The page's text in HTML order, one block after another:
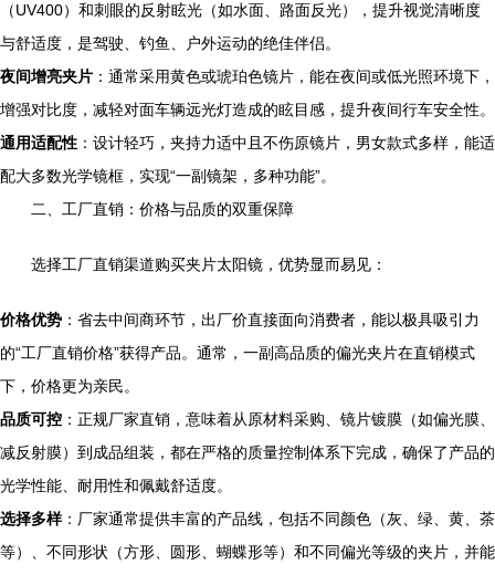
（UV400）和刺眼的反射眩光（如水面、路面反光），提升视觉清晰度
与舒适度，是驾驶、钓鱼、户外运动的绝佳伴侣。
夜间增亮夹片 ：通常采用黄色或琥珀色镜片，能在夜间或低光照环境下，
增强对比度，减轻对面车辆远光灯造成的眩目感，提升夜间行车安全性。
通用适配性 ：设计轻巧，夹持力适中且不伤原镜片，男女款式多样，能适
配大多数光学镜框，实现“一副镜架，多种功能”。
二、工厂直销：价格与品质的双重保障
选择工厂直销渠道购买夹片太阳镜，优势显而易见：
价格优势 ：省去中间商环节，出厂价直接面向消费者，能以极具吸引力
的“工厂直销价格”获得产品。通常，一副高品质的偏光夹片在直销模式
下，价格更为亲民。
品质可控 ：正规厂家直销，意味着从原材料采购、镜片镀膜（如偏光膜、
减反射膜）到成品组装，都在严格的质量控制体系下完成，确保了产品的
光学性能、耐用性和佩戴舒适度。
选择多样：厂家通常提供丰富的产品线，包括不同颜色（灰、绿、黄、茶
等）、不同形状（方形、圆形、蝴蝶形等）和不同偏光等级的夹片，并能